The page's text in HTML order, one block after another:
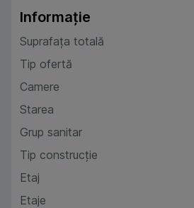
Informație
Suprafața totală
Tip ofertă
Camere
Starea
Grup sanitar
Tip construcție
Etaj
Etaje